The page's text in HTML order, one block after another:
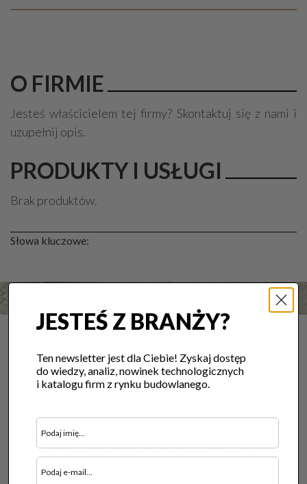
O FIRMIE
Jesteś właścicielem tej firmy? Skontaktuj się z nami i
uzupełnij opis.
PRODUKTY I USŁUGI
Brak produktów.
Słowa kluczowe:
JESTEŚ Z
BRANŻY?
Ten newsletter jest dla Ciebie! Zyskaj dostęp do wiedzy,
analiz, nowinek technologicznych i katalogu firm z rynku
budowlanego.
JESTEŚ Z BRANŻY?
Ten newsletter jest dla Ciebie! Zyskaj dostęp
do wiedzy, analiz, nowinek technologicznych
i katalogu firm z rynku budowlanego.